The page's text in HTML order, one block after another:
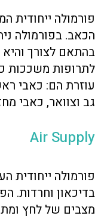
פורמולה ייחודית
הכאב. בפורמולה
בהתאם לצורך
לתרופות משככות
עוזרת הם: כאבי
גב וצוואר, כאבי
Air Supply
פורמולה ייחודית
בדיכאון וחרדות.
מצבים של לחץ